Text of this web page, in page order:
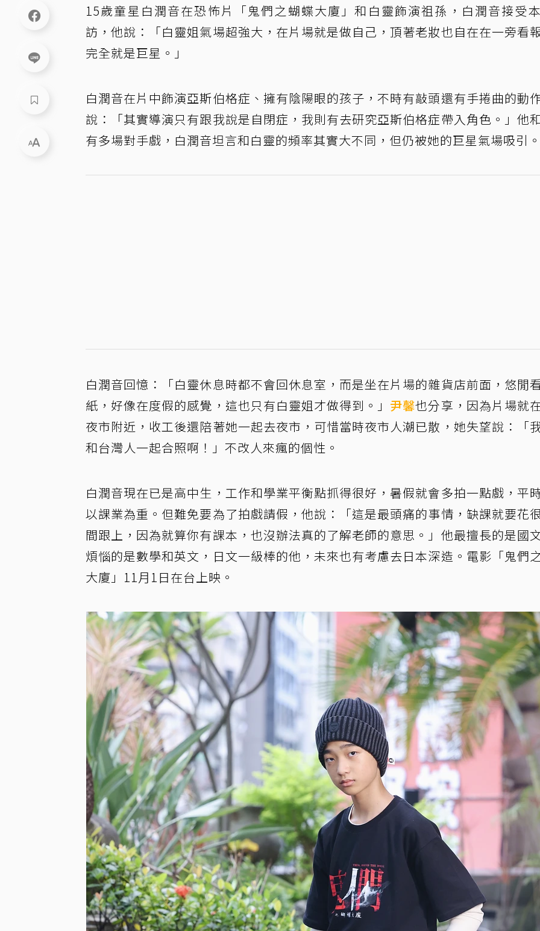
15歲童星白潤音在恐怖片「鬼們之蝴蝶大廈」和白靈飾演祖孫，白潤音接受
訪，他說：「白靈姐氣場超強大，在片場就是做自己，頂著老妝也自在在一旁看
完全就是巨星。」
白潤音在片中飾演亞斯伯格症、擁有陰陽眼的孩子，不時有敲頭還有手捲曲的動
說：「其實導演只有跟我說是自閉症，我則有去研究亞斯伯格症帶入角色。」他
有多場對手戲，白潤音坦言和白靈的頻率其實大不同，但仍被她的巨星氣場吸引
白潤音回憶：「白靈休息時都不會回休息室，而是坐在片場的雜貨店前面，悠閒
紙，好像在度假的感覺，這也只有白靈姐才做得到。」 尹馨也分享，因為片場就
夜市附近，收工後還陪著她一起去夜市，可惜當時夜市人潮已散，她失望說：「
和台灣人一起合照啊！」不改人來瘋的個性。
白潤音現在已是高中生，工作和學業平衡點抓得很好，暑假就會多拍一點戲，平
以課業為重。但難免要為了拍戲請假，他說：「這是最頭痛的事情，缺課就要花
間跟上，因為就算你有課本，也沒辦法真的了解老師的意思。」他最擅長的是國
煩惱的是數學和英文，日文一級棒的他，未來也有考慮去日本深造。電影「鬼們
大廈」11月1日在台上映。